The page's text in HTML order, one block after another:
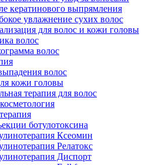
кератинового выпрямления
увлажнение сухих волос
для волос и кожи головы
волос
волос
волос
кожи головы
терапия для волос
ботулотоксина
Ксеомин
Релатокс
Диспорт